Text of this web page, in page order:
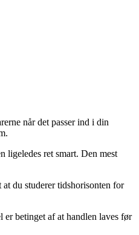
når det passer ind i din
ligeledes ret smart. Den mest
du studerer tidshorisonten for
betinget af at handlen laves før